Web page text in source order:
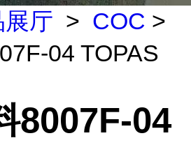
展厅 > COC >
04 TOPAS
8007F-04